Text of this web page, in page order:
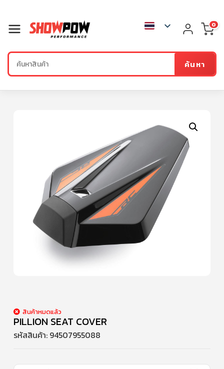
ค้นหา
0
สินค้าหมดแล้ว
PILLION SEAT COVER
รหัสสินค้า: 94507955088